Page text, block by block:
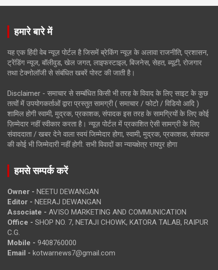
हमारे बारे में
यह एक हिंदी वेब न्यूज़ पोर्टल है जिसमें ब्रेकिंग न्यूज़ के अलावा राजनीति, प्रशासन,
ट्रेंडिंग न्यूज, बॉलीवुड, खेल जगत, लाइफस्टाइल, बिजनेस, सेहत, ब्यूटी, रोजगार
तथा टेक्नोलॉजी से संबंधित खबरें पोस्ट की जाती है।
Disclaimer - समाचार से सम्बंधित किसी भी तरह के विवाद के लिए साइट के कुछ
तत्वों में उपयोगकर्ताओं द्वारा प्रस्तुत सामग्री ( समाचार / फोटो / विडियो आदि )
शामिल होगी स्वामी, मुद्रक, प्रकाशक, संपादक इस तरह के सामग्रियों के लिए कोई
ज़िम्मेदार नहीं स्वीकार करता है। न्यूज़ पोर्टल में प्रकाशित ऐसी सामग्री के लिए
संवाददाता / खबर देने वाला स्वयं जिम्मेदार होगा, स्वामी, मुद्रक, प्रकाशक, संपादक
की कोई भी जिम्मेदारी नहीं होगी. सभी विवादों का न्यायक्षेत्र रायपुर होगा
हमसे सम्पर्क करें
Owner - NEETU DEWANGAN
Editor - NEERAJ DEWANGAN
Associate - AVISO MARKETING AND COMMUNICATION
Office - SHOP NO. 7, NETAJI CHOWK, KATORA TALAB, RAIPUR
C.G.
Mobile - 9408760000
Email - kotwarnews7@gmail.com